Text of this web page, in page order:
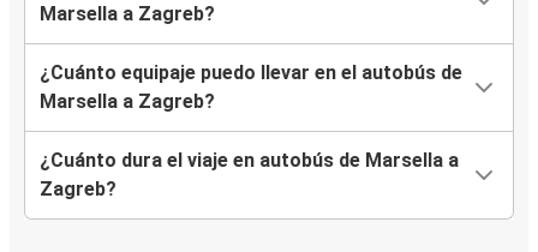
Marsella a Zagreb?
¿Cuánto equipaje puedo llevar en el autobús de
Marsella a Zagreb?
¿Cuánto dura el viaje en autobús de Marsella a
Zagreb?